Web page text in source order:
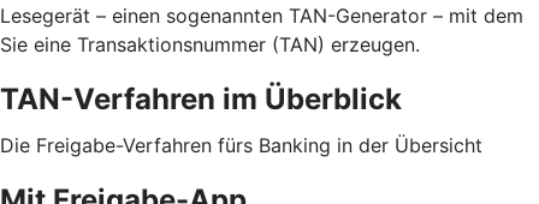
Lesegerät – einen sogenannten TAN-Generator – mit dem
Sie eine Transaktionsnummer (TAN) erzeugen.
TAN-Verfahren im Überblick
Die Freigabe-Verfahren fürs Banking in der Übersicht